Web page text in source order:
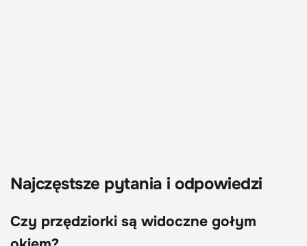
Najczęstsze pytania i odpowiedzi
Czy przędziorki są widoczne gołym